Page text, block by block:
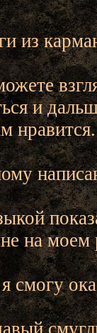
из
и
нравится.
на моем
смогу